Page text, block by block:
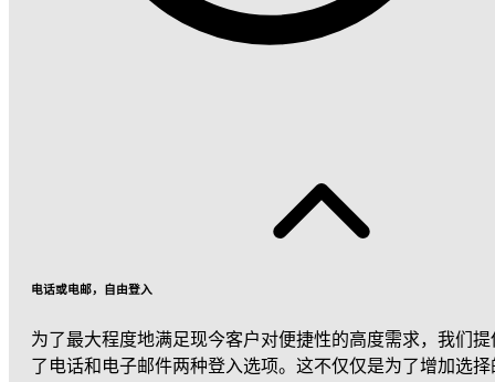
电话或电邮，自由登入
为了最大程度地满足现今客户对便捷性的高度需求，我们提
了电话和电子邮件两种登入选项。这不仅仅是为了增加选择